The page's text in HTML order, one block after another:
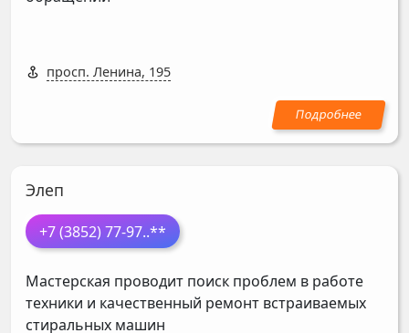
просп. Ленина, 195
Элеп
+7 (3852) 77-97..**
Мастерская проводит поиск проблем в работе
техники и качественный ремонт встраиваемых
стиральных машин